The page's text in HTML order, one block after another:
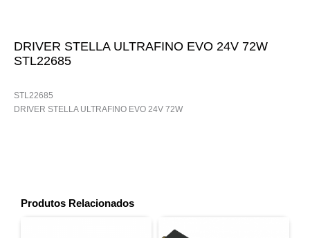
DRIVER STELLA ULTRAFINO EVO 24V 72W
STL22685
STL22685
DRIVER STELLA ULTRAFINO EVO 24V 72W
Produtos Relacionados